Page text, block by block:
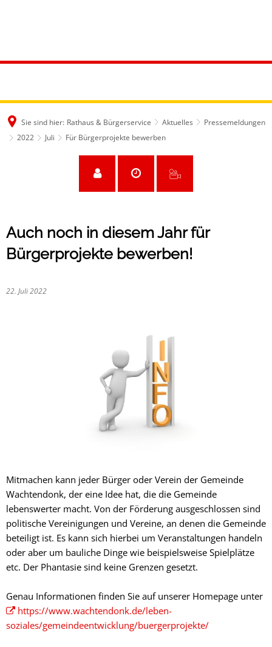
Sie sind hier: Rathaus & Bürgerservice Aktuelles
Pressemeldungen
2022
Juli Für Bürgerprojekte bewerben
Auch noch in diesem Jahr für
Bürgerprojekte bewerben!
22. Juli 2022
Mitmachen kann jeder Bürger oder Verein der Gemeinde
Wachtendonk, der eine Idee hat, die die Gemeinde
lebenswerter macht. Von der Förderung ausgeschlossen sind
politische Vereinigungen und Vereine, an denen die Gemeinde
beteiligt ist. Es kann sich hierbei um Veranstaltungen handeln
oder aber um bauliche Dinge wie beispielsweise Spielplätze
etc. Der Phantasie sind keine Grenzen gesetzt.
Genau Informationen finden Sie auf unserer Homepage unter
https://www.wachtendonk.de/leben-
soziales/gemeindeentwicklung/buergerprojekte/